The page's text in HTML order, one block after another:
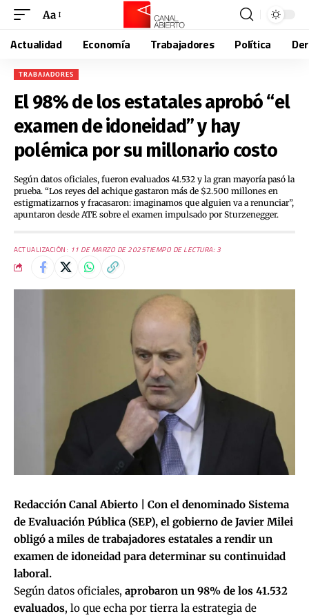
Aa
Actualidad Economía Trabajadores Política
TRABAJADORES
El 98% de los estatales aprobó “el
examen de idoneidad” y hay
polémica por su millonario costo
Según datos oficiales, fueron evaluados 41.532 y la gran mayoría pasó la
prueba. “Los reyes del achique gastaron más de $2.500 millones en
estigmatizarnos y fracasaron: imaginamos que alguien va a renunciar”,
apuntaron desde ATE sobre el examen impulsado por Sturzenegger.
ACTUALIZACIÓN: 11 DE MARZO DE 2025TIEMPO DE LECTURA: 3
Redacción Canal Abierto | Con el denominado Sistema
de Evaluación Pública (SEP), el gobierno de Javier Milei
obligó a miles de trabajadores estatales a rendir un
examen de idoneidad para determinar su continuidad
laboral.
Según datos oficiales, aprobaron un 98% de los 41.532
evaluados, lo que echa por tierra la estrategia de